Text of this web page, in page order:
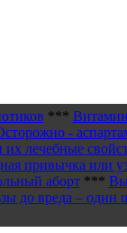
***
-
лечебные
привычка или
аборт***
до вреда – один